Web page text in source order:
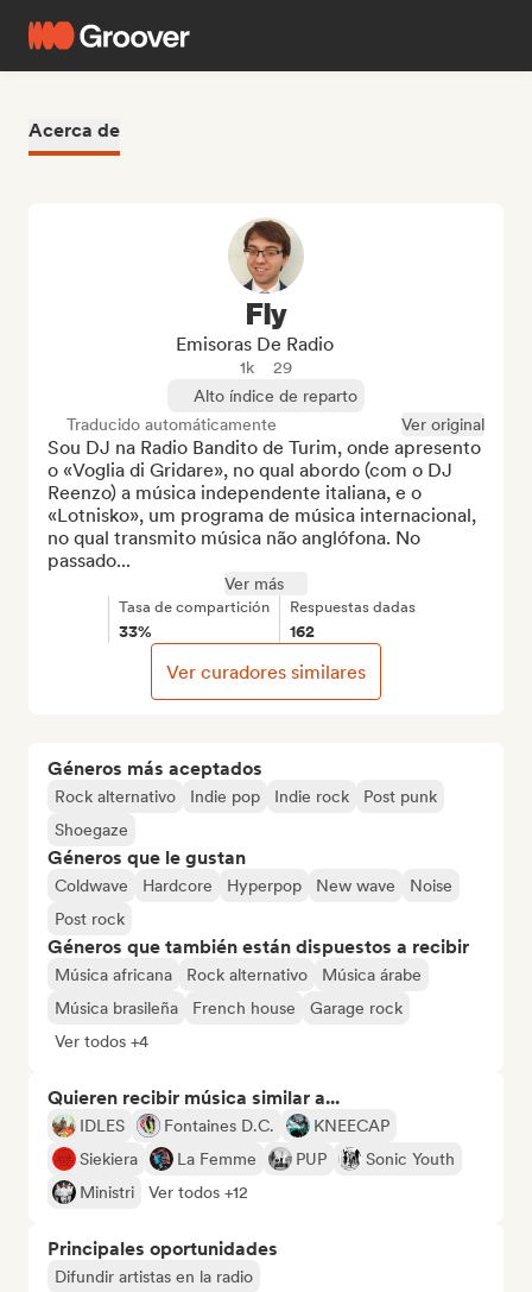
Acerca de
Géneros más aceptados
Rock alternativo Indie pop Indie rock
Post punk
Shoegaze
Géneros que le gustan
Coldwave Hardcore Hyperpop New wave
Noise
Post rock
Géneros que también están dispuestos a recibir
Música africana Rock alternativo
Música árabe
Música brasileña
French house
Garage rock
Ver todos +4
Quieren recibir música similar a...
IDLES Fontaines D.C.
KNEECAP
Siekiera
La Femme PUP
Sonic Youth
Ministri
Ver todos +12
Principales oportunidades
Difundir artistas en la radio
Fly
Emisoras De Radio
1k
29
Alto índice de reparto
Traducido automáticamente
Ver original
Sou DJ na Radio Bandito de Turim, onde apresento
o «Voglia di Gridare», no qual abordo (com o DJ
Reenzo) a música independente italiana, e o
«Lotnisko», um programa de música internacional,
no qual transmito música não anglófona. No
passado...
Ver más
Tasa de compartición
33%
Respuestas dadas
162
Ver curadores similares